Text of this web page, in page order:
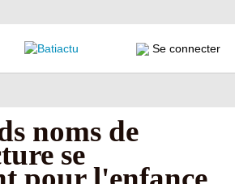
Se connecter
noms de
se